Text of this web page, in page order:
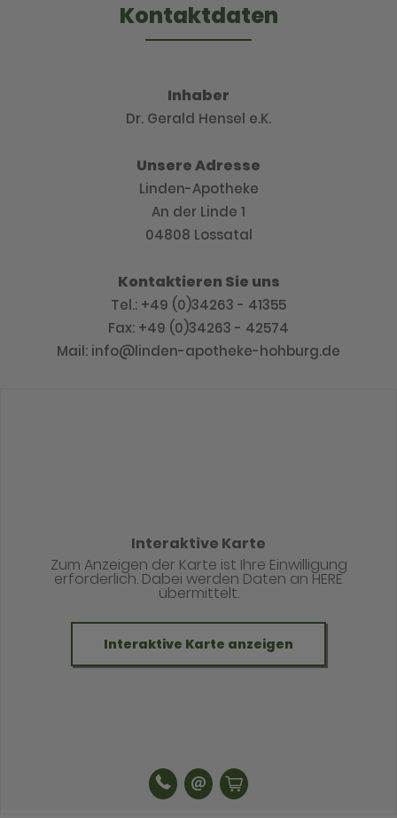
Kontaktdaten
Inhaber
Dr. Gerald Hensel e.K.
Unsere Adresse
Linden-Apotheke
An der Linde 1
04808 Lossatal
Kontaktieren Sie uns
Tel.: +49 (0)34263 - 41355
Fax: +49 (0)34263 - 42574
Mail: info@linden-apotheke-hohburg.de
Interaktive Karte
Zum Anzeigen der Karte ist Ihre Einwilligung
erforderlich. Dabei werden Daten an HERE
übermittelt.
Interaktive Karte anzeigen